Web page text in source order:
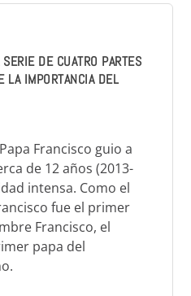
DE CUATRO PARTES
LA IMPORTANCIA DEL
Francisco guio a
de 12 años (2013-
intensa. Como el
fue el primer
Francisco, el
papa del